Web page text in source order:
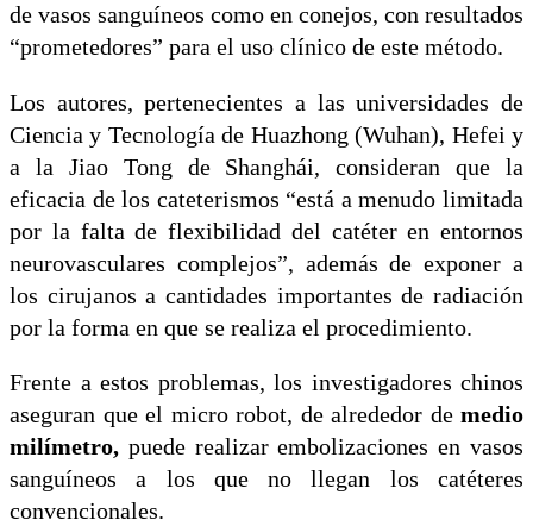
de vasos sanguíneos como en conejos, con resultados
“prometedores” para el uso clínico de este método.
Los autores, pertenecientes a las universidades de
Ciencia y Tecnología de Huazhong (Wuhan), Hefei y
a la Jiao Tong de Shanghái, consideran que la
eficacia de los cateterismos “está a menudo limitada
por la falta de flexibilidad del catéter en entornos
neurovasculares complejos”, además de exponer a
los cirujanos a cantidades importantes de radiación
por la forma en que se realiza el procedimiento.
Frente a estos problemas, los investigadores chinos
aseguran que el micro robot, de alrededor demedio
milímetro, puede realizar embolizaciones en vasos
sanguíneos a los que no llegan los catéteres
convencionales.